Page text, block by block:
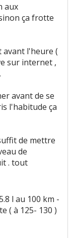
n'aiment pas
pas
2n'aiment
pas
aux
ça frotte
avant l'heure (
sur internet ,
avant de se
l'habitude ça
de mettre
de
. tout
l au 100 km -
( à 125- 130 )